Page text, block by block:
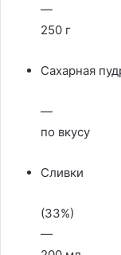
—
250 г
Сахарная
—
по вкусу
Сливки
(33%)
—